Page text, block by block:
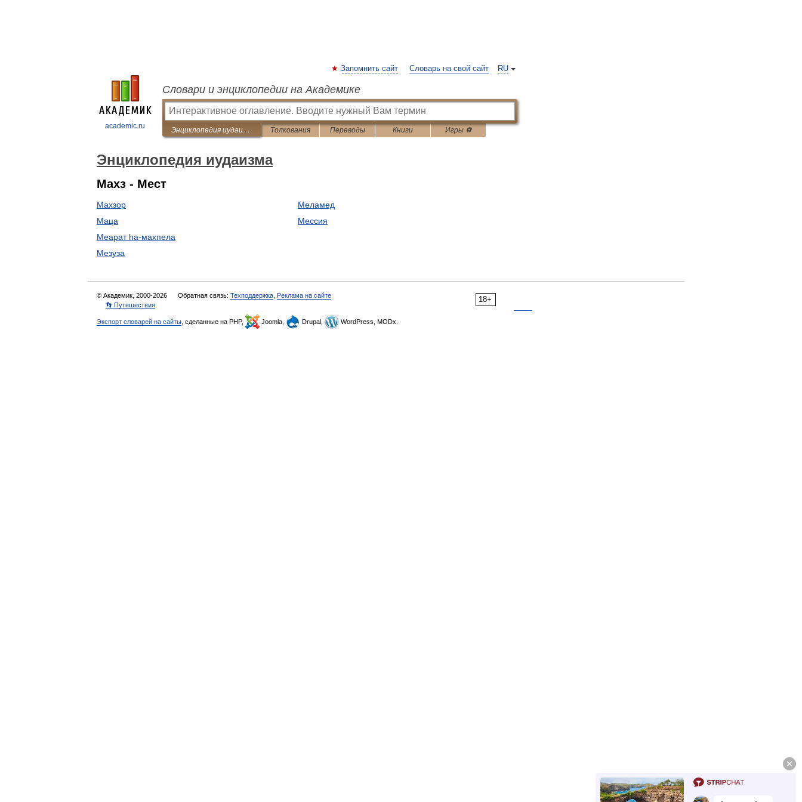
academic.ru
RU
Запомнить сайт Словарь на свой сайт
Словари и энциклопедии на Академике
Энциклопедия иудаизма Толкования Переводы Книги Игры ⚽
Энциклопедия иудаизма
Махз - Мест
Махзор
Маца
Меарат hа-махпела
Мезуза
Меламед
Мессия
18+
© Академик, 2000-2026 Обратная связь: Техподдержка Реклама на сайте
👣 Путешествия
Экспорт словарей на сайты , сделанные на PHP, Joomla, Drupal, WordPress, MODx.